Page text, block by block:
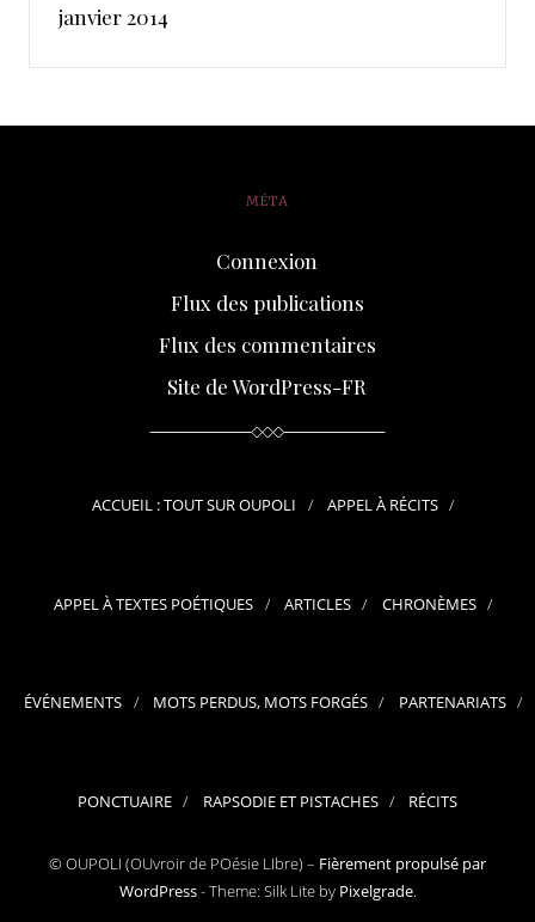
janvier 2014
MÉTA
Connexion
Flux des publications
Flux des commentaires
Site de WordPress-FR
ACCUEIL : TOUT SUR OUPOLI APPEL À RÉCITS
APPEL À TEXTES POÉTIQUES ARTICLES CHRONÈMES
ÉVÉNEMENTS MOTS PERDUS, MOTS FORGÉS PARTENARIATS
PONCTUAIRE RAPSODIE ET PISTACHES RÉCITS
© OUPOLI (OUvroir de POésie LIbre) – Fièrement propulsé par
WordPress-Theme: Silk Lite by Pixelgrade.